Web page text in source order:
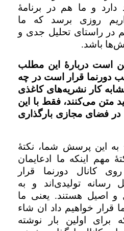
دارد و ما هم در برنامۀ
روزی برسد که ما
در راستای تحلیل جدی و
باشد.
است دربارۀ این مطلب
دورنما قرار است در چه
کار نشریه‌های کاغذی
متن می‌کنند، فقط با این
فضای مجازی بارگذاری
به این پرسش شما، نکتۀ
مهم اینکه ما ادعایمان
کانال دورنما قرار
رسانه تولیدی‌اند و به
و اصیل هستند. یعنی ما
قرار خواهیم داد ان شاء
برای اولین بار نوشته